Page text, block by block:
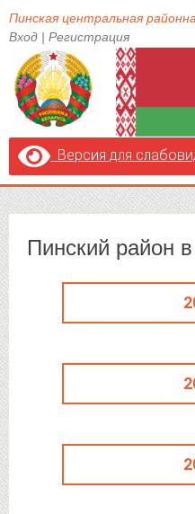
Пинская центральная
Вход | Регистрация
Версия для
Пинский район